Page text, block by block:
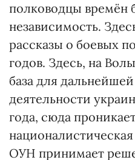
полководцы времён
независимость.
рассказы о боевых
годов. Здесь, на
база для
деятельности
года, сюда
ОУН принимает